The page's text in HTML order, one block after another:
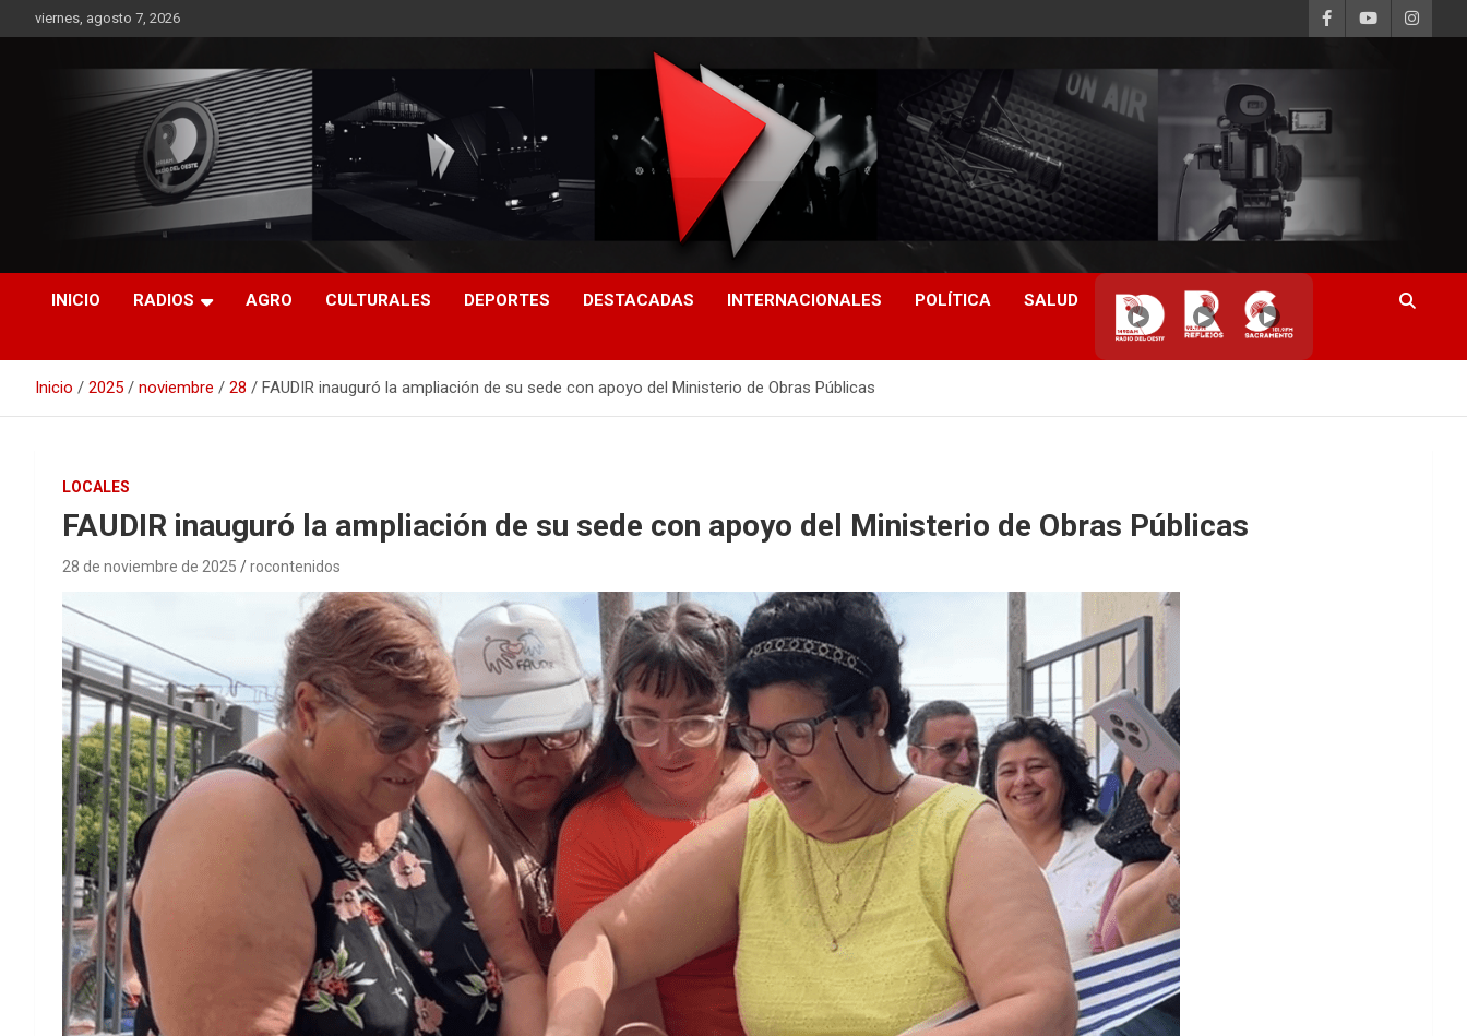
al
viernes, agosto 7, 2026
RO CONTENIDOS
INICIO RADIOS AGRO CULTURALES DEPORTES DESTACADAS INTERNACIONALES POLÍTICA SALUD
▶ ▶ ▶
Inicio 2025 noviembre 28 FAUDIR inauguró la ampliación de su sede con apoyo del Ministerio de Obras Públicas
LOCALES
FAUDIR inauguró la ampliación de su sede con apoyo del Ministerio de Obras Públicas
28 de noviembre de 2025 rocontenidos